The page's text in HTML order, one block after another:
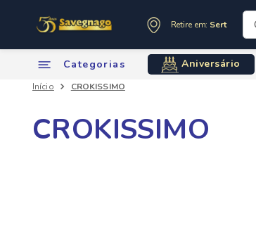
Retire em:
O
Categorias Aniversário
CROKISSIMO
CROKISSIMO